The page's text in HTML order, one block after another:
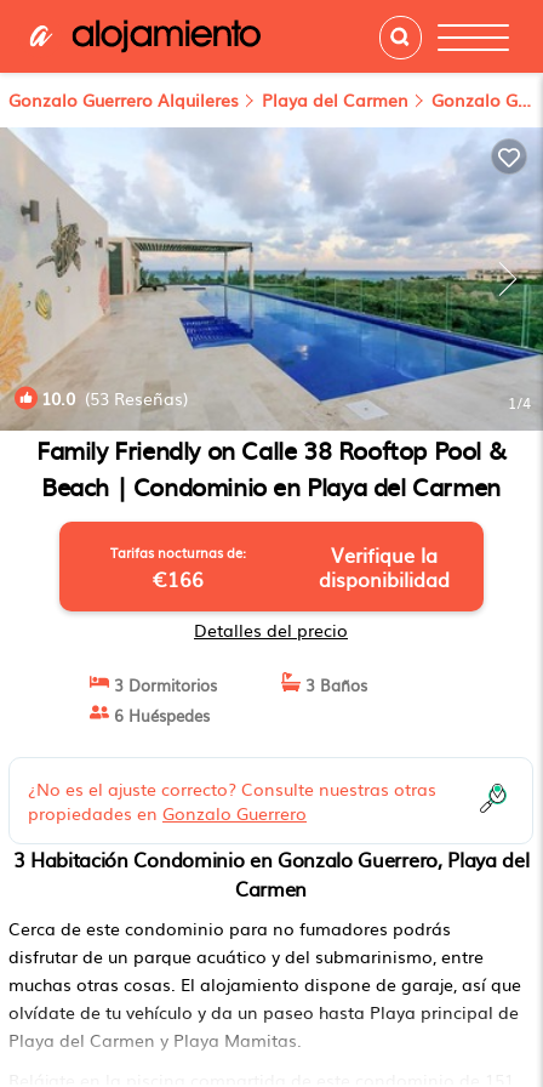
Gonzalo Guerrero Alquileres Playa del Carmen Gonzalo Guerrero
10.0 (53 Reseñas) 1/4
Family Friendly on Calle 38 Rooftop Pool &
Beach | Condominio en Playa del Carmen
Tarifas nocturnas de:
€166
Verifique la
disponibilidad
Detalles del precio
3 Dormitorios
3 Baños
6 Huéspedes
¿No es el ajuste correcto? Consulte nuestras otras
propiedades en Gonzalo Guerrero
3 Habitación Condominio en Gonzalo Guerrero, Playa del
Carmen
Cerca de este condominio para no fumadores podrás
disfrutar de un parque acuático y del submarinismo, entre
muchas otras cosas. El alojamiento dispone de garaje, así que
olvídate de tu vehículo y da un paseo hasta Playa principal de
Playa del Carmen y Playa Mamitas.